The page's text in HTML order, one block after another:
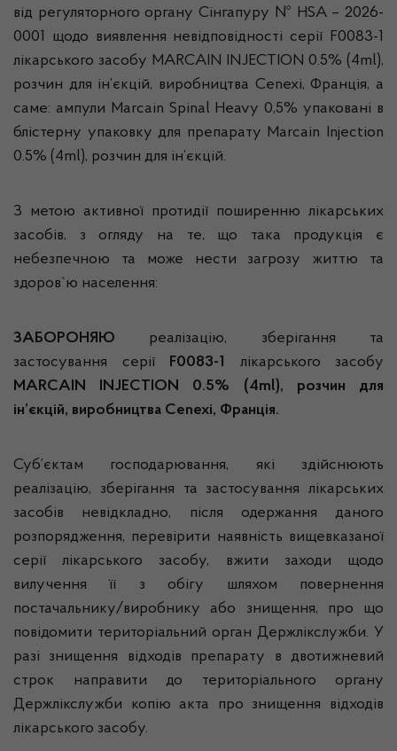
від регуляторного органу Сінгапуру № HSA – 2026-
0001 щодо виявлення невідповідності серії F0083-1
лікарського засобу MARCAIN INJECTION 0.5% (4ml),
розчин для ін’єкцій, виробництва Cenexi, Франція, а
саме: ампули Marcain Spinal Heavy 0,5% упаковані в
блістерну упаковку для препарату Marcain Injection
0.5% (4ml), розчин для ін’єкцій.
З метою активної протидії поширенню лікарських
засобів, з огляду на те, що така продукція є
небезпечною та може нести загрозу життю та
здоров`ю населення:
ЗАБОРОНЯЮ реалізацію, зберігання та
застосування серії F0083-1
лікарського засобу
MARCAIN INJECTION 0.5% (4ml), розчин для
ін’єкцій, виробництва Cenexi, Франція.
Суб’єктам господарювання, які здійснюють
реалізацію, зберігання та застосування лікарських
засобів невідкладно, після одержання даного
розпорядження, перевірити наявність вищевказаної
серії лікарського засобу, вжити заходи щодо
вилучення її з обігу шляхом повернення
постачальнику/виробнику або знищення, про що
повідомити територіальний орган Держлікслужби. У
разі знищення відходів препарату в двотижневий
строк направити до територіального органу
Держлікслужби копію акта про знищення відходів
лікарського засобу.